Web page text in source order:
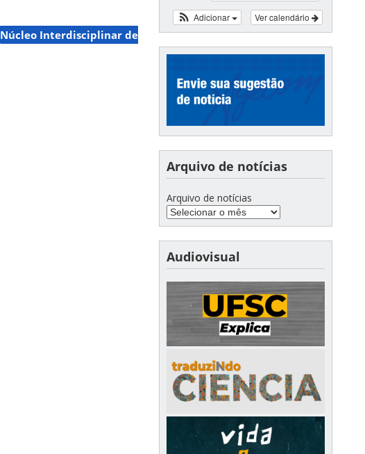
Núcleo Interdisciplinar de
Ver calendário
Adicionar
Arquivo de notícias
Arquivo de notícias
Audiovisual